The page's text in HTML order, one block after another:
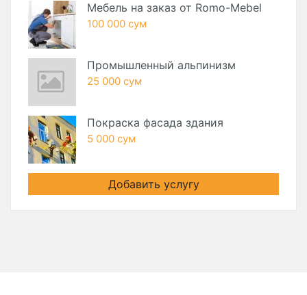
Мебель на заказ от Romo-Mebel
100 000 сум
Промышленный альпинизм
25 000 сум
Покраска фасада здания
5 000 сум
Добавить услугу